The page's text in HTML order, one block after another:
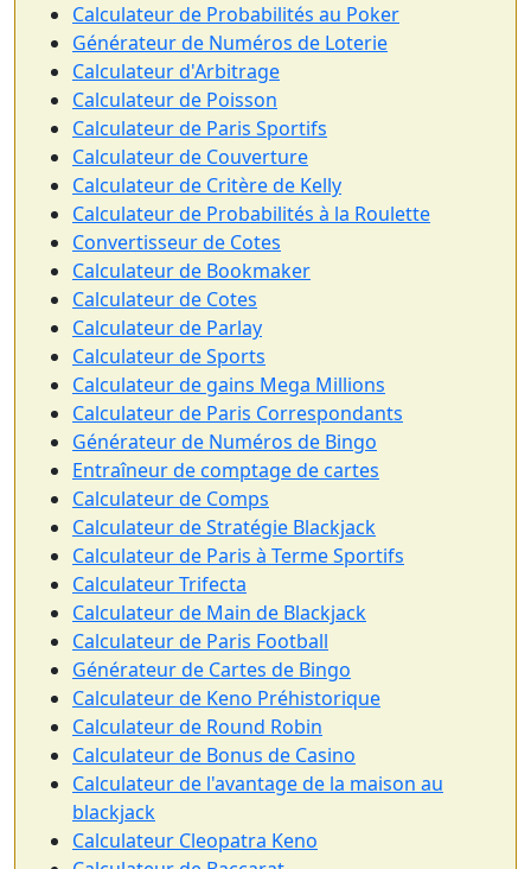
Calculateur de Probabilités au Poker
Générateur de Numéros de Loterie
Calculateur d'Arbitrage
Calculateur de Poisson
Calculateur de Paris Sportifs
Calculateur de Couverture
Calculateur de Critère de Kelly
Calculateur de Probabilités à la Roulette
Convertisseur de Cotes
Calculateur de Bookmaker
Calculateur de Cotes
Calculateur de Parlay
Calculateur de Sports
Calculateur de gains Mega Millions
Calculateur de Paris Correspondants
Générateur de Numéros de Bingo
Entraîneur de comptage de cartes
Calculateur de Comps
Calculateur de Stratégie Blackjack
Calculateur de Paris à Terme Sportifs
Calculateur Trifecta
Calculateur de Main de Blackjack
Calculateur de Paris Football
Générateur de Cartes de Bingo
Calculateur de Keno Préhistorique
Calculateur de Round Robin
Calculateur de Bonus de Casino
Calculateur de l'avantage de la maison au
blackjack
Calculateur Cleopatra Keno